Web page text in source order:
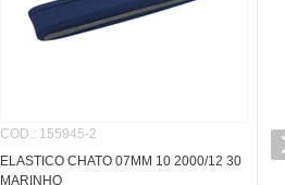
COD.: 155945-2
ELASTICO CHATO 07MM 10 2000/12 30
MARINHO